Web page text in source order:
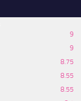
9
9
8.75
8.55
8.55